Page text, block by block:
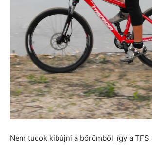
Nem tudok kibújni a bőrömből, így a